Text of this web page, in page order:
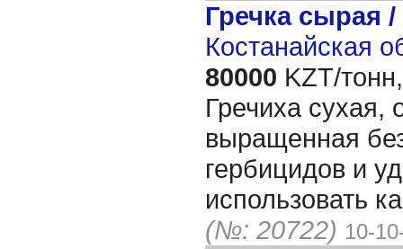
Гречка сырая /
Костанайская
80000 KZT/тонн,
Гречиха сухая,
выращенная
гербицидов и
использовать
(№: 20722) 10-